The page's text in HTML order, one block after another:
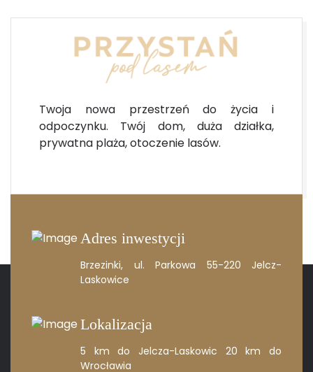
Twoja nowa przestrzeń do życia i
odpoczynku. Twój dom, duża działka,
prywatna plaża, otoczenie lasów.
Adres inwestycji
Brzezinki, ul. Parkowa 55-220 Jelcz-
Laskowice
Lokalizacja
5 km do Jelcza-Laskowic 20 km do
Wrocławia